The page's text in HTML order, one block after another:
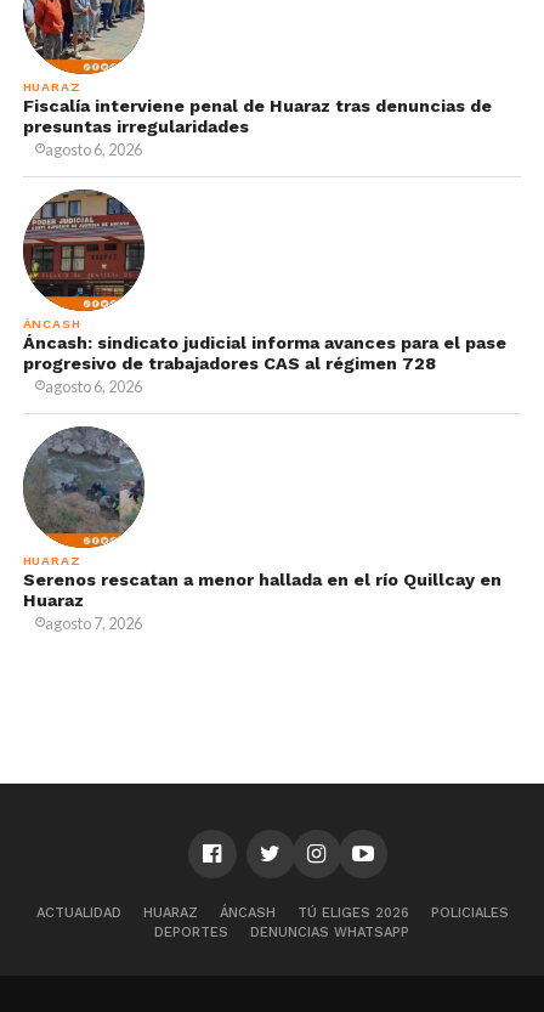
HUARAZ
Fiscalía interviene penal de Huaraz tras denuncias de
presuntas irregularidades
agosto 6, 2026
ÁNCASH
Áncash: sindicato judicial informa avances para el pase
progresivo de trabajadores CAS al régimen 728
agosto 6, 2026
HUARAZ
Serenos rescatan a menor hallada en el río Quillcay en
Huaraz
agosto 7, 2026
ACTUALIDAD HUARAZ ÁNCASH TÚ ELIGES 2026
POLICIALES
DEPORTES
DENUNCIAS WHATSAPP